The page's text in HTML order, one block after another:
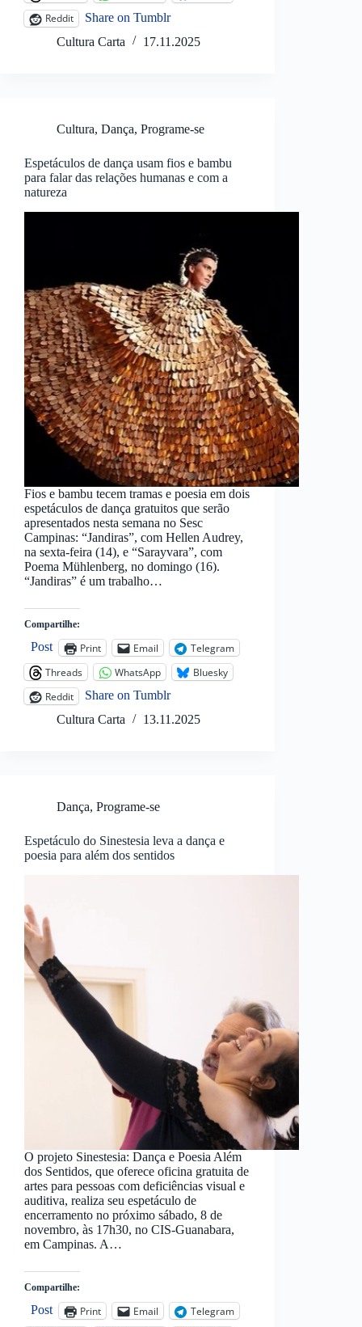
Reddit
Share on Tumblr
Cultura Carta
17.11.2025
Cultura, Dança, Programe-se
Espetáculos de dança usam fios e bambu
para falar das relações humanas e com a
natureza
Fios e bambu tecem tramas e poesia em dois
espetáculos de dança gratuitos que serão
apresentados nesta semana no Sesc
Campinas: “Jandiras”, com Hellen Audrey,
na sexta-feira (14), e “Sarayvara”, com
Poema Mühlenberg, no domingo (16).
“Jandiras” é um trabalho…
Compartilhe:
Post Print Email
Telegram
Threads
WhatsApp
Bluesky
Reddit
Share on Tumblr
Cultura Carta
13.11.2025
Dança, Programe-se
Espetáculo do Sinestesia leva a dança e
poesia para além dos sentidos
O projeto Sinestesia: Dança e Poesia Além
dos Sentidos, que oferece oficina gratuita de
artes para pessoas com deficiências visual e
auditiva, realiza seu espetáculo de
encerramento no próximo sábado, 8 de
novembro, às 17h30, no CIS-Guanabara,
em Campinas. A…
Compartilhe:
Post Print Email
Telegram